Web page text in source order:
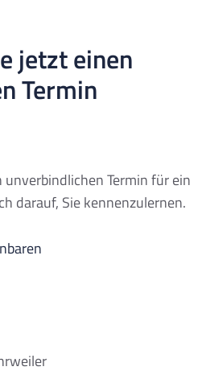
jetzt einen
Termin
unverbindlichen Termin für ein
darauf, Sie kennenzulernen.